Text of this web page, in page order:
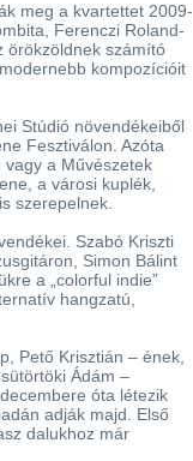
meg a kvartettet 2009-
Ferenczi Roland-
örökzöldnek számító
kompozícióit
Stúdió növendékeiből
Fesztiválon. Azóta
vagy a Művészetek
a városi kuplék,
szerepelnek.
Szabó Kriszti
Simon Bálint
a „colorful indie”
hangzatú,
Pető Krisztián – ének,
Ádám –
óta létezik
adják majd. Első
dalukhoz már